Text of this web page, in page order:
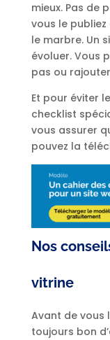
mieux. Pas de
vous le
le marbre. Un
évoluer. Vous
pas ou
Et pour éviter
checklist
vous assurer
pouvez la
Nos
vitrine
Avant de vous
toujours bon